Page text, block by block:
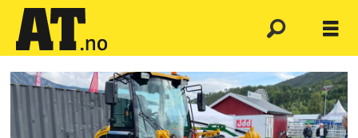
Emne:
swekip